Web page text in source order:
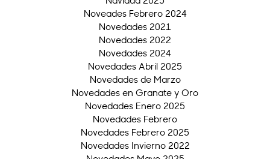
Noveades Febrero 2024
Novedades 2021
Novedades 2022
Novedades 2024
Novedades Abril 2025
Novedades de Marzo
Novedades en Granate y Oro
Novedades Enero 2025
Novedades Febrero
Novedades Febrero 2025
Novedades Invierno 2022